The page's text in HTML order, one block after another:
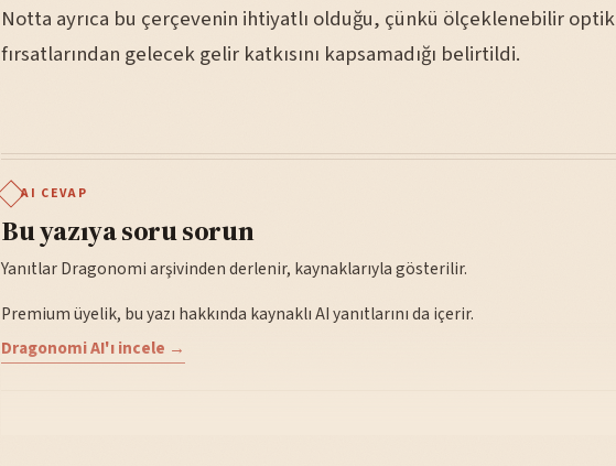
Notta ayrıca bu çerçevenin ihtiyatlı olduğu, çünkü ölçeklenebilir optik
fırsatlarından gelecek gelir katkısını kapsamadığı belirtildi.
AI CEVAP
Bu yazıya soru sorun
Yanıtlar Dragonomi arşivinden derlenir, kaynaklarıyla gösterilir.
Premium üyelik, bu yazı hakkında kaynaklı AI yanıtlarını da içerir.
Dragonomi AI'ı incele →